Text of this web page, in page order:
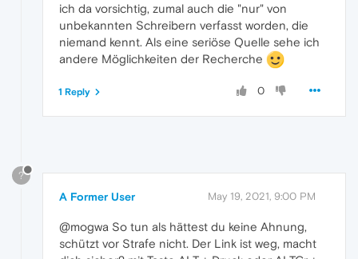
ich da vorsichtig, zumal auch die "nur" von
unbekannten Schreibern verfasst worden, die
niemand kennt. Als eine seriöse Quelle sehe ich
andere Möglichkeiten der Recherche
0
1 Reply
?
A Former User May 19, 2021, 9:00 PM
@mogwa So tun als hättest du keine Ahnung,
schützt vor Strafe nicht. Der Link ist weg, macht